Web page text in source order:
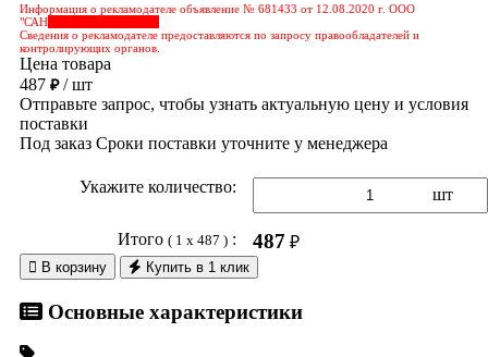
Информация о рекламодателе объявление № 681433 от 12.08.2020 г. ООО
"САН
Сведения о рекламодателе предоставляются по запросу правообладателей и
контролирующих органов.
Цена товара
487 ₽/ шт
Отправьте запрос, чтобы узнать актуальную цену и условия
поставки
Под заказ Сроки поставки уточните у менеджера
Укажите количество: шт
Итого ( 1 x 487 ): 487 ₽
 В корзину Купить в 1 клик
Основные характеристики